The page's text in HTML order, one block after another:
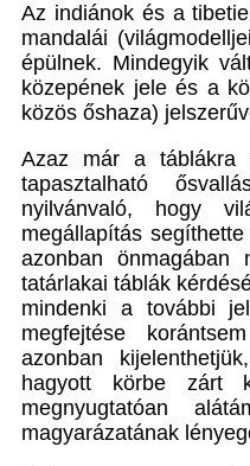
Az indiánok és a
mandalái
épülnek. Mindegyik
közepének jele és a
közös őshaza)
Azaz már a táblákra
tapasztalható
nyilvánvaló, hogy
megállapítás
azonban
tatárlakai táblák
mindenki a további
megfejtése
azonban
hagyott körbe zárt
megnyugtatóan
magyarázatának